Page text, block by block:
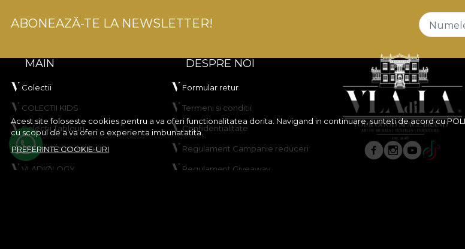
Acest site foloseste cookies pentru a va oferi functionalitatea dorita. Navigand in continuare, sunteti de acord cu
cu scopul de a va oferi o experienta imbunatatita.
PREFERINTE COOKIE-URI
ABONEAZĂ-TE LA NEWSLETTER!
MAIN
Colectii
COLECTII KIDS
Colectii Tablouri
Creeaza-ti produsul
VLADIØLOGY
DESPRE NOI
Formular retur
Termeni si conditii
Confidentialitate
Regulament Campanie reduceri
Regulament Giveaway